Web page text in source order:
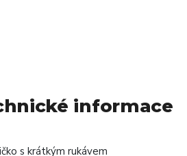
informace
s krátkým rukávem